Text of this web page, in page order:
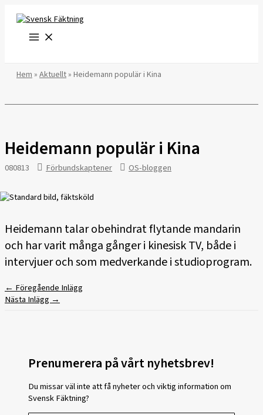
innehåll
Hem» Aktuellt» Heidemann populär i Kina
Heidemann populär i Kina
080813 Förbundskaptener OS-bloggen
Heidemann talar obehindrat flytande mandarin
och har varit många gånger i kinesisk TV, både i
intervjuer och som medverkande i studioprogram.
← Föregående Inlägg
Nästa Inlägg →
Prenumerera på vårt nyhetsbrev!
Du missar väl inte att få nyheter och viktig information om
Svensk Fäktning?